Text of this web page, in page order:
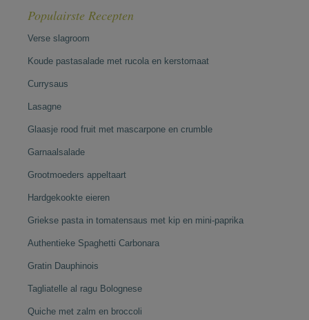
Populairste Recepten
Verse slagroom
Koude pastasalade met rucola en kerstomaat
Currysaus
Lasagne
Glaasje rood fruit met mascarpone en crumble
Garnaalsalade
Grootmoeders appeltaart
Hardgekookte eieren
Griekse pasta in tomatensaus met kip en mini-paprika
Authentieke Spaghetti Carbonara
Gratin Dauphinois
Tagliatelle al ragu Bolognese
Quiche met zalm en broccoli